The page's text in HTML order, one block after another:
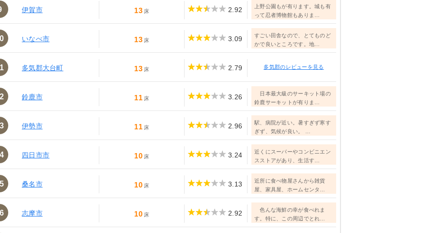
伊賀市 13 床 2.92
上野公園もが有ります。城も有
って忍者博物館もありま…
いなべ市 13 床 3.09
すごい田舎なので、とてものど
かで良いところです。地…
多気郡大台町 13 床 2.79 多気郡のレビューを見る
鈴鹿市 11 床 3.26
日本最大級のサーキット場の
鈴鹿サーキットが有りま…
伊勢市 11 床 2.96
駅、病院が近い。暑すぎず寒す
ぎず、気候が良い。 …
四日市市 10 床 3.24
近くにスーパーやコンビニエン
スストアがあり、生活す…
桑名市 10 床 3.13
近所に食べ物屋さんから雑貨
屋、家具屋、ホームセンタ…
志摩市 10 床 2.92
色んな海鮮の幸が食べれま
す。特に、この周辺でとれ…